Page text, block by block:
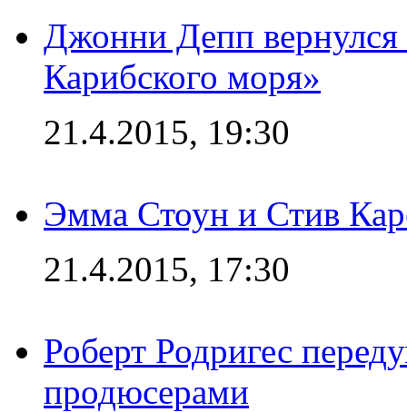
Джонни Депп
Карибского моря»
21.4.2015, 19:30
Эмма Стоун и Стив
21.4.2015, 17:30
Роберт Родригес
продюсерами